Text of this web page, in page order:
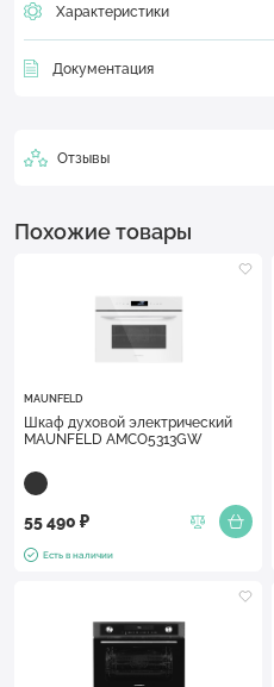
Характеристики
Документация
Отзывы
Похожие товары
MAUNFELD
Шкаф духовой электрический
MAUNFELD AMCO5313GW
55 490 ₽
Есть в наличии